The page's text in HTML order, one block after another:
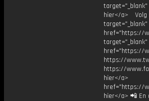
hier</a>
target="_blank"
href="https://
target="_blank"
href="https://
https://
https://
hier</
href="https://
hier</a> 📲 En